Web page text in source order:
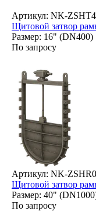
Артикул: NK-
Щитовой затвор
Размер: 16" (DN400)
По запросу
Артикул: NK-
Щитовой затвор
Размер: 40"
По запросу